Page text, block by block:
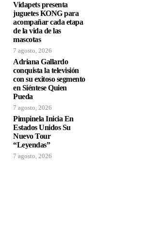
Vidapets presenta
juguetes KONG para
acompañar cada etapa
de la vida de las
mascotas
7 agosto, 2026
Adriana Gallardo
conquista la televisión
con su exitoso segmento
en Siéntese Quien
Pueda
7 agosto, 2026
Pimpinela Inicia En
Estados Unidos Su
Nuevo Tour
“Leyendas”
7 agosto, 2026